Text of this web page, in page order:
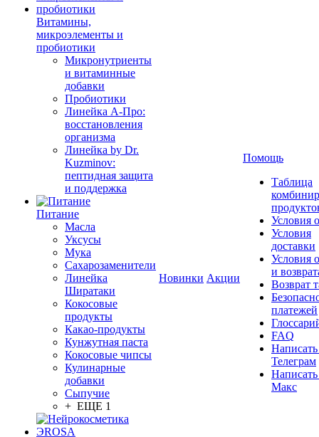
Витамины,
микроэлементы и
пробиотики
Микронутриенты
и витаминные
добавки
Пробиотики
Линейка А-Про:
восстановления
организма
Линейка by Dr.
Kuzminov:
пептидная защита
и поддержка
Питание
Масла
Уксусы
Мука
Сахарозаменители
Линейка
Ширатаки
Кокосовые
продукты
Какао-продукты
Кунжутная паста
Кокосовые чипсы
Кулинарные
добавки
Сыпучие
+ ЕЩЕ 1
Новинки Акции
Помощь
Таблица
Условия
Условия
доставки
Условия
и
Возврат
платежей
FAQ
Телеграм
Макс